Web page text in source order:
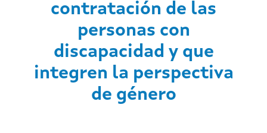
contratación de las
personas con
discapacidad y que
integren la perspectiva
de género